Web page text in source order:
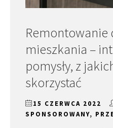
Remontowanie
mieszkania –
pomysły, z
skorzystać
15 CZERWCA 2022
SPONSOROWANY,